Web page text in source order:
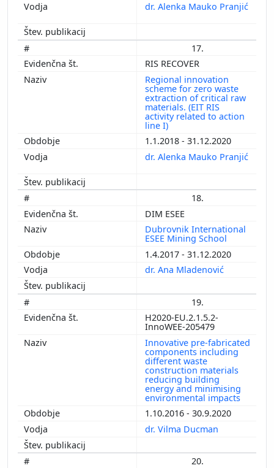
dr. Alenka Mauko Pranjić
17.
RIS RECOVER
Regional innovation
scheme for zero waste
extraction of critical raw
materials. (EIT RIS
activity related to action
line I)
1.1.2018 - 31.12.2020
dr. Alenka Mauko Pranjić
18.
DIM ESEE
Dubrovnik International
ESEE Mining School
1.4.2017 - 31.12.2020
dr. Ana Mladenović
19.
H2020-EU.2.1.5.2-
InnoWEE-205479
Innovative pre-fabricated
components including
different waste
construction materials
reducing building
energy and minimising
environmental impacts
1.10.2016 - 30.9.2020
dr. Vilma Ducman
20.